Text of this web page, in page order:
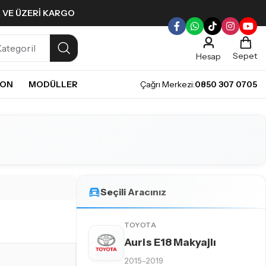
ÜZERI KARGO
Hesap
Sepet
MODÜLLER Çağrı Merkezi:0850 307 0705
Seçili Aracınız
TOYOTA
Auris E18 Makyajlı
2015-2019